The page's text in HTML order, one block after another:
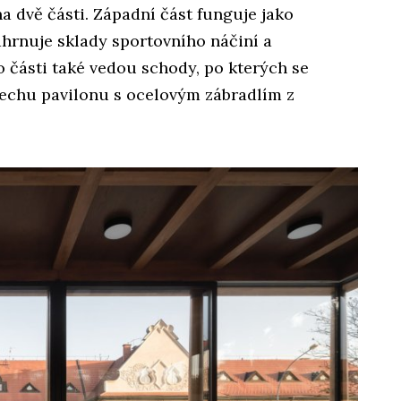
dvě části. Západní část funguje jako
sklady sportovního náčiní a
také vedou schody, po kterých se
pavilonu s ocelovým zábradlím z